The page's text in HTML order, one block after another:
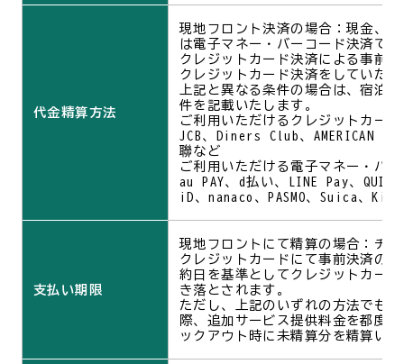
代金精算方法
現地フロント決済の場合：現金、
は電子マネー・バーコード決済で
クレジットカード決済による事前
クレジットカード決済をしていた
上記と異なる条件の場合は、宿泊
件を記載いたします。
ご利用いただけるクレジットカー
JCB、Diners Club、AMERICAN
聯など
ご利用いただける電子マネー・バ
au PAY、d払い、LINE Pay、
iD、nanaco、PASMO、Suica、
支払い期限
現地フロントにて精算の場合：チ
クレジットカードにて事前決済の
約日を基準としてクレジットカー
き落とされます。
ただし、上記のいずれの方法でも
際、追加サービス提供料金を都度
ックアウト時に未精算分を精算い